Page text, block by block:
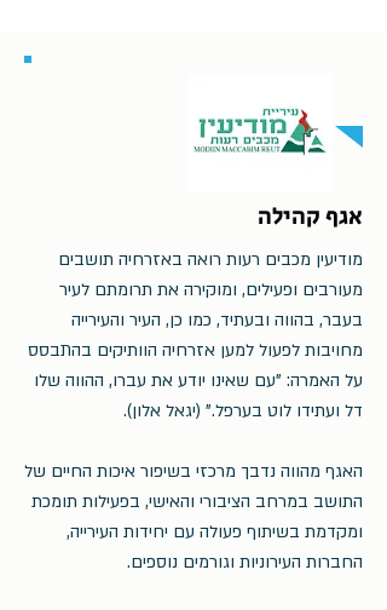
אגף קהילה
מודיעין מכבים רעות רואה באזרחיה תושבים
מעורבים ופעילים, ומוקירה את תרומתם לעיר
בעבר, בהווה ובעתיד, כמו כן, העיר והעירייה
מחויבות לפעול למען אזרחיה הוותיקים בהתבסס
על האמרה: "עם שאינו יודע את עברו, ההווה שלו
דל ועתידו לוט בערפל." (יגאל אלון).
האגף מהווה נדבך מרכזי בשיפור איכות החיים של
התושב במרחב הציבורי והאישי, בפעילות תומכת
ומקדמת בשיתוף פעולה עם יחידות העירייה,
החברות העירוניות וגורמים נוספים.